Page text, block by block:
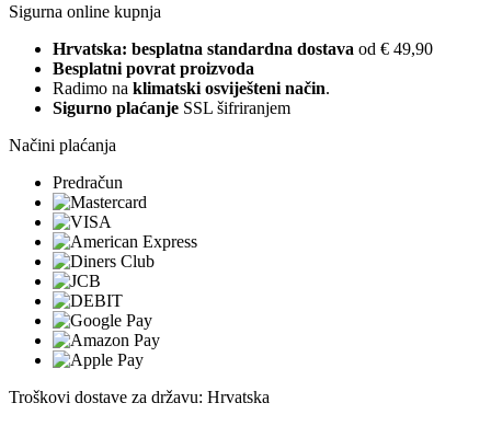
Sigurna online kupnja
Hrvatska: besplatna standardna dostava od € 49,90
Besplatni povrat proizvoda
Radimo na klimatski osviješteni način.
Sigurno plaćanje SSL šifriranjem
Načini plaćanja
Predračun
Troškovi dostave za državu: Hrvatska